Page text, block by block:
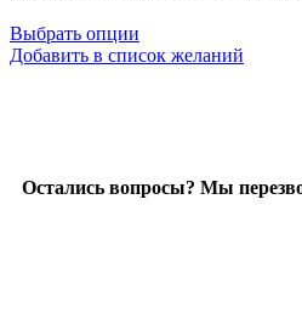
Выбрать опции
Добавить в список желаний
Остались вопросы? Мы